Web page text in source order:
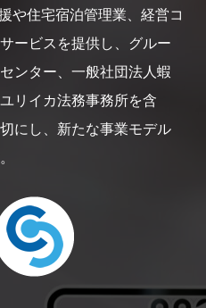
や住宅宿泊管理業、経営コ
ービスを提供し、グルー
ンター、一般社団法人蝦
リイカ法務事務所を含
にし、新たな事業モデル